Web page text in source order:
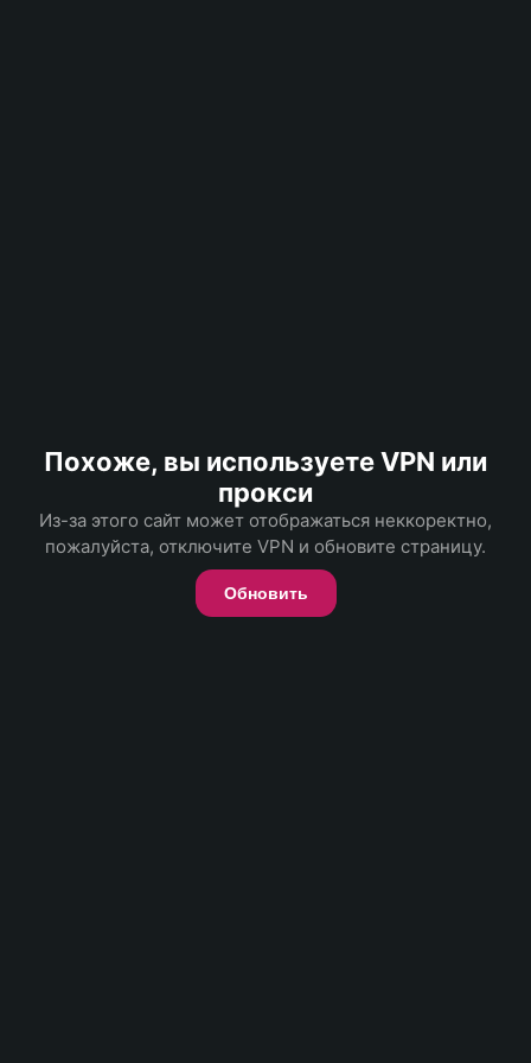
Похоже, вы используете VPN или
прокси
Из-за этого сайт может отображаться неккоректно,
пожалуйста, отключите VPN и обновите страницу.
Обновить